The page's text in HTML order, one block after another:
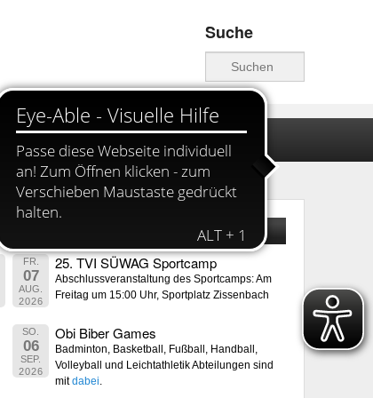
Suche
FR.
07
AUG.
2026
25. TVI SÜWAG Sportcamp
Abschlussveranstaltung des Sportcamps: Am
Freitag um 15:00 Uhr, Sportplatz Zissenbach
SO.
06
SEP.
2026
Obi Biber Games
Badminton, Basketball, Fußball, Handball,
Volleyball und Leichtathletik Abteilungen sind
mitdabei